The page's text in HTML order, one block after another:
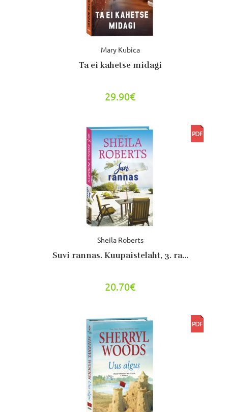
Mary Kubica
Ta ei kahetse midagi
29.90€
Sheila Roberts
Suvi rannas. Kuupaistelaht, 3. ra...
20.70€